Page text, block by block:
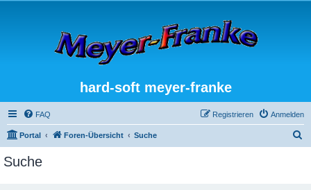
hard-soft meyer-franke
FAQ Anmelden
Registrieren
Portal Foren-Übersicht Suche
Suche